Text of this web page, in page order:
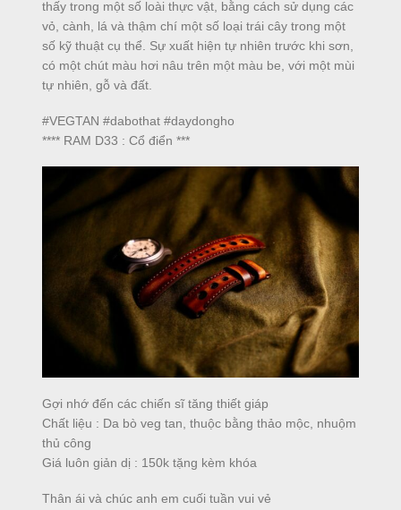
thấy trong một số loài thực vật, bằng cách sử dụng các
vỏ, cành, lá và thậm chí một số loại trái cây trong một
số kỹ thuật cụ thể. Sự xuất hiện tự nhiên trước khi sơn,
có một chút màu hơi nâu trên một màu be, với một mùi
tự nhiên, gỗ và đất.
#VEGTAN #dabothat #daydongho
**** RAM D33 : Cổ điển ***
Gợi nhớ đến các chiến sĩ tăng thiết giáp
Chất liệu : Da bò veg tan, thuộc bằng thảo mộc, nhuộm
thủ công
Giá luôn giản dị : 150k tặng kèm khóa
Thân ái và chúc anh em cuối tuần vui vẻ